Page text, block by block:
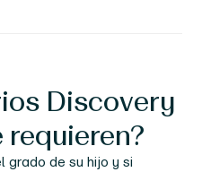
Discovery
requieren?
grado de su hijo y si